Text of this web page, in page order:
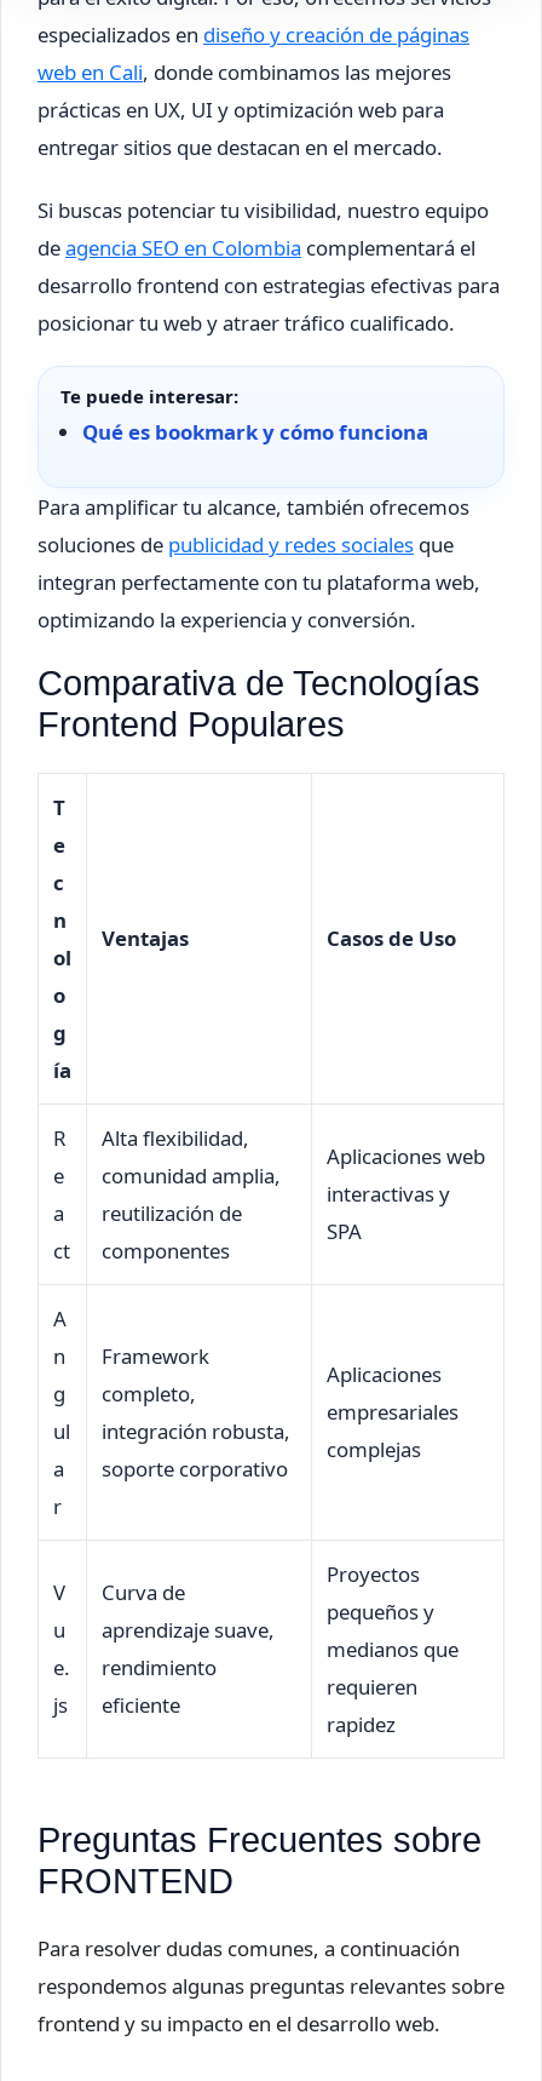
especializados en diseño y creación de páginas
web en Cali, donde combinamos las mejores
prácticas en UX, UI y optimización web para
entregar sitios que destacan en el mercado.
Si buscas potenciar tu visibilidad, nuestro equipo
deagencia SEO en Colombia complementará el
desarrollo frontend con estrategias efectivas para
posicionar tu web y atraer tráfico cualificado.
Te puede interesar:
Qué es bookmark y cómo funciona
Para amplificar tu alcance, también ofrecemos
soluciones de publicidad y redes sociales que
integran perfectamente con tu plataforma web,
optimizando la experiencia y conversión.
Comparativa de Tecnologías
Frontend Populares
T
e
c
n
ol
o
g
ía
Ventajas Casos de Uso
R
e
a
ct
Alta flexibilidad,
comunidad amplia,
reutilización de
componentes
Aplicaciones web
interactivas y
SPA
A
n
g
ul
a
r
Framework
completo,
integración robusta,
soporte corporativo
Aplicaciones
empresariales
complejas
V
u
e.
js
Curva de
aprendizaje suave,
rendimiento
eficiente
Proyectos
pequeños y
medianos que
requieren
rapidez
Preguntas Frecuentes sobre
FRONTEND
Para resolver dudas comunes, a continuación
respondemos algunas preguntas relevantes sobre
frontend y su impacto en el desarrollo web.